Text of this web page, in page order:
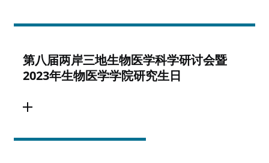
第八届两岸三地生物医学科学研讨会暨
2023年生物医学学院研究生日